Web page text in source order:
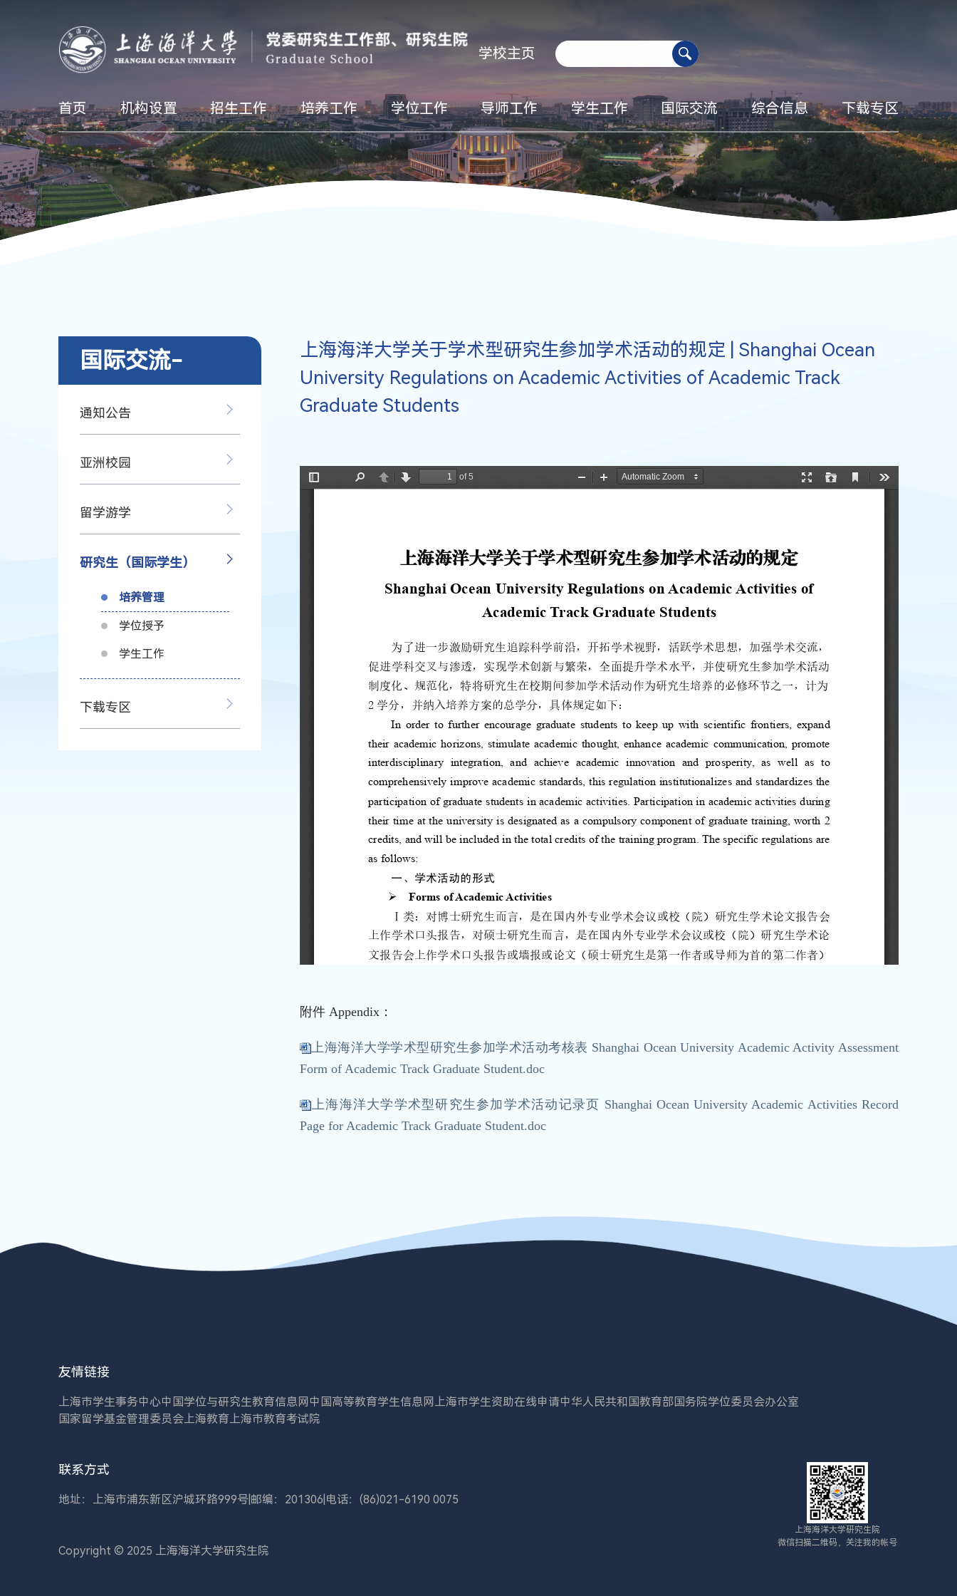
学校主页
首页 机构设置 招生工作 培养工作 学位工作 导师工作 学生工作 国际交流 综合信息 下载专区
国际交流-
通知公告
亚洲校园
留学游学
研究生（国际学生）
培养管理
学位授予
学生工作
下载专区
上海海洋大学关于学术型研究生参加学术活动的规定 | Shanghai Ocean
University Regulations on Academic Activities of Academic Track
Graduate Students
附件Appendix：
上海海洋大学学术型研究生参加学术活动考核表 Shanghai Ocean University Academic Activity Assessment
Form of Academic Track Graduate Student.doc
上海海洋大学学术型研究生参加学术活动记录页 Shanghai Ocean University Academic Activities Record
Page for Academic Track Graduate Student.doc
友情链接
上海市学生事务中心中国学位与研究生教育信息网 中国高等教育学生信息网 上海市学生资助在线申请中华人民共和国教育部 国务院学位委员会办公室
国家留学基金管理委员会 上海教育 上海市教育考试院
联系方式
地址：上海市浦东新区沪城环路999号 邮编：201306 电话：(86)021-6190 0075
Copyright © 2025 上海海洋大学研究生院
上海海洋大学研究生院
微信扫描二维码，关注我的帐号